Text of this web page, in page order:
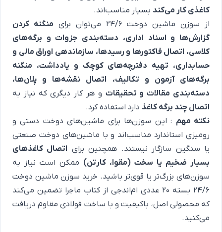
کاغذی کار می‌کند بسیار مناسب‌اند.
از سوزن ماشین دوخت 24/6 می‌توان برای
منگنه کردن
گزارش‌ها و اسناد اداری، دسته‌بندی جزوات و برگه‌های
کلاسی، اتصال فاکتورها و رسیدها، سازماندهی اوراق مالی و
حسابداری، تهیه دفترچه‌های کوچک و یادداشت، منگنه
برگه‌های آزمون و تکالیف، اتصال نقشه‌ها و پلان‌ها،
دسته‌بندی مقالات و تحقیقات و هر کار دیگری که نیاز به
اتصال چند برگه کاغذ دارد استفاده کرد.
نکته مهم : این سوزن‌ها برای ماشین‌های دوخت دستی و
رومیزی استاندارد مناسب‌اند و با ماشین‌های دوخت صنعتی
یا سنگین سازگار نیستند. همچنین برای اتصال کاغذهای
بسیار ضخیم یا سخت (مقوا، کارتن) ممکن است نیاز به
سوزن‌های بزرگ‌تر یا قوی‌تر باشید. خرید سوزن ماشین دوخت
24/6 بسته 20 عددی ام‌اندجی از کتاب ماجرا تضمین می‌کند
که محصولی اصل، باکیفیت و با ساخت فولادی مقاوم دریافت
می‌کنید.